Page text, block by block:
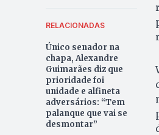
RELACIONADAS
Único senador na
chapa, Alexandre
Guimarães diz que
prioridade foi
unidade e alfineta
adversários: “Tem
palanque que vai se
desmontar”